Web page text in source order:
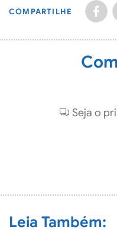
COMPARTILHE
Seja o
Leia Também: